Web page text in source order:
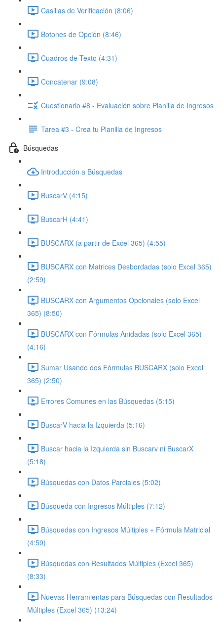
Casillas de Verificación (8:06)
Botones de Opción (8:46)
Cuadros de Texto (4:31)
Concatenar (9:08)
Cuestionario #8 - Evaluación sobre Planilla de Ingresos
Tarea #3 - Crea tu Planilla de Ingresos
Búsquedas
Introducción a Búsquedas
BuscarV (4:15)
BuscarH (4:41)
BUSCARX (a partir de Excel 365) (4:55)
BUSCARX con Matrices Desbordadas (solo Excel 365)
(2:59)
BUSCARX con Argumentos Opcionales (solo Excel
365) (8:50)
BUSCARX con Fórmulas Anidadas (solo Excel 365)
(4:16)
Sumar Usando dos Fórmulas BUSCARX (solo Excel
365) (2:50)
Errores Comunes en las Búsquedas (5:15)
BuscarV hacia la Izquierda (5:16)
Buscar hacia la Izquierda sin Buscarv ni BuscarX
(5:18)
Búsquedas con Datos Parciales (5:02)
Búsqueda con Ingresos Múltiples (7:12)
Búsquedas con Ingresos Múltiples + Fórmula Matricial
(4:59)
Búsquedas con Resultados Múltiples (Excel 365)
(8:33)
Nuevas Herramientas para Búsquedas con Resultados
Múltiples (Excel 365) (13:24)